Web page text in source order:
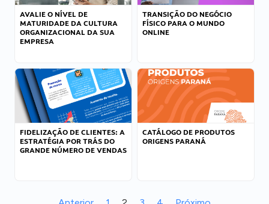
AVALIE O NÍVEL DE
MATURIDADE DA CULTURA
ORGANIZACIONAL DA SUA
EMPRESA
TRANSIÇÃO DO NEGÓCIO
FÍSICO PARA O MUNDO
ONLINE
FIDELIZAÇÃO DE CLIENTES: A
ESTRATÉGIA POR TRÁS DO
GRANDE NÚMERO DE VENDAS
CATÁLOGO DE PRODUTOS
ORIGENS PARANÁ